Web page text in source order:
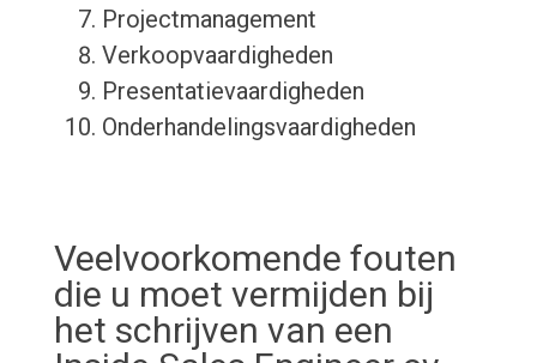
Projectmanagement
Verkoopvaardigheden
Presentatievaardigheden
Onderhandelingsvaardigheden
Veelvoorkomende fouten
die u moet vermijden bij
het schrijven van een